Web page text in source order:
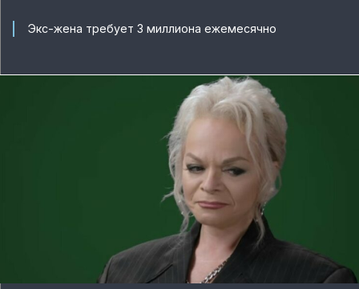
Экс-жена требует 3 миллиона ежемесячно